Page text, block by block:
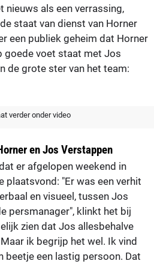
nieuws als een verrassing,
staat van dienst van Horner
een publiek geheim dat Horner
goede voet staat met Jos
de grote ster van het team:
verder onder video
en Jos Verstappen
er afgelopen weekend in
plaatsvond: "Er was een verhit
en visueel, tussen Jos
persmanager", klinkt het bij
zien dat Jos allesbehalve
ik begrijp het wel. Ik vind
beetje een lastig persoon. Dat